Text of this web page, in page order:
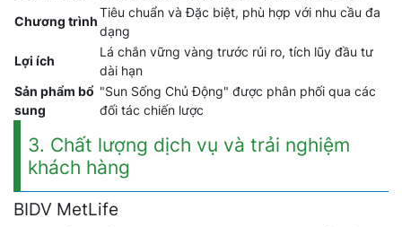
Chương trình
Tiêu chuẩn và Đặc biệt, phù hợp với nhu cầu đa
dạng
Lợi ích
Lá chắn vững vàng trước rủi ro, tích lũy đầu tư
dài hạn
Sản phẩm bổ
sung
"Sun Sống Chủ Động" được phân phối qua các
đối tác chiến lược
3. Chất lượng dịch vụ và trải nghiệm
khách hàng
BIDV MetLife